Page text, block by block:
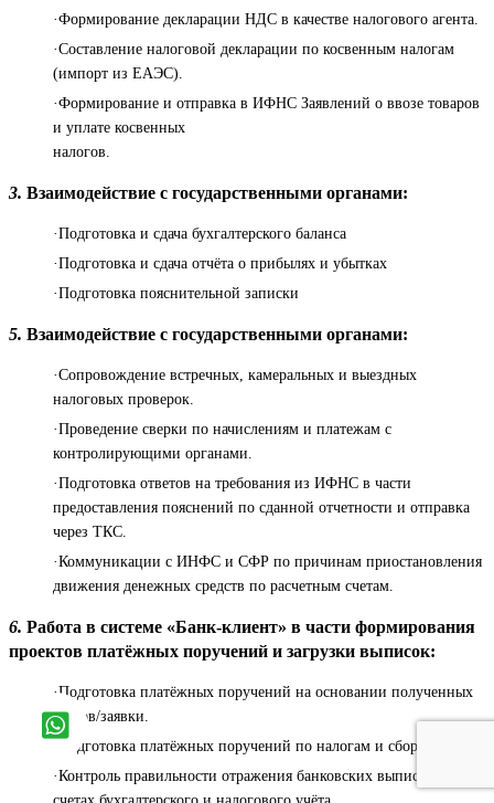
·Формирование декларации НДС в качестве налогового агента.
·Составление налоговой декларации по косвенным налогам
(импорт из ЕАЭС).
·Формирование и отправка в ИФНС Заявлений о ввозе товаров
и уплате косвенных
налогов.
3. Взаимодействие с государственными органами:
·Подготовка и сдача бухгалтерского баланса
·Подготовка и сдача отчёта о прибылях и убытках
·Подготовка пояснительной записки
5. Взаимодействие с государственными органами:
·Сопровождение встречных, камеральных и выездных
налоговых проверок.
·Проведение сверки по начислениям и платежам с
контролирующими органами.
·Подготовка ответов на требования из ИФНС в части
предоставления пояснений по сданной отчетности и отправка
через ТКС.
·Коммуникации с ИНФС и СФР по причинам приостановления
движения денежных средств по расчетным счетам.
6. Работа в системе «Банк-клиент» в части формирования
проектов платёжных поручений и загрузки выписок:
·Подготовка платёжных поручений на основании полученных
счетов/заявки.
·Подготовка платёжных поручений по налогам и сборам.
·Контроль правильности отражения банковских выписок на